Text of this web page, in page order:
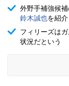
外野手補強候
鈴木誠也を紹介
フィリーズは
状況だという